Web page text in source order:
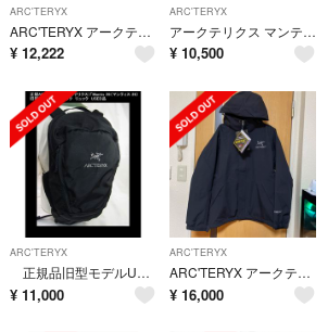
ARC'TERYX
ARC'TERYX アークテリクス イオンギアオーガナイザー BLACK
¥ 12,222
ARC'TERYX
アークテリクス マンティス2 ブラックⅡ(BK/BK)
¥ 10,500
ARC'TERYX
正規品旧型モデルUSED ARC'TERYXアークテリクスマンティス 26バックパックリュック
¥ 11,000
ARC'TERYX
ARC'TERYX アークテリクス ベータLT ジャケット M
¥ 16,000